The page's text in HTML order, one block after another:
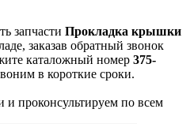
запчасти Прокладка крышки
заказав обратный звонок
каталожный номер 375-
в короткие сроки.
и проконсультируем по всем